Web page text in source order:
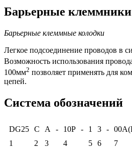
Барьерные клеммники
Барьерные клеммные колодки
Легкое подсоединение проводов в
Возможность использования
100мм2 позволяет применять для
цепей.
Система обозначений
DG25 C A - 10P - 1 3 -
1
2 3 4 5 6 7